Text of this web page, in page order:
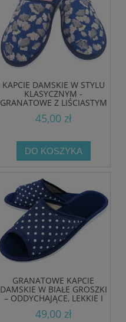
KAPCIE DAMSKIE W STYLU
KLASYCZNYM -
GRANATOWE Z LIŚCIASTYM
POLSKI
45,00 zł
DO KOSZYKA
GRANATOWE KAPCIE
DAMSKIE W BIAŁE GROSZKI
– ODDYCHAJĄCE, LEKKIE I
WYGODNE
49,00 zł